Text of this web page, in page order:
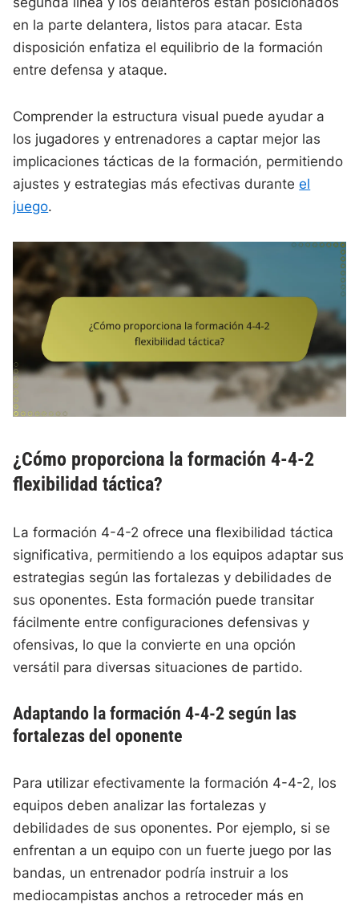
en la parte delantera, listos para atacar. Esta
disposición enfatiza el equilibrio de la formación
entre defensa y ataque.
Comprender la estructura visual puede ayudar a
los jugadores y entrenadores a captar mejor las
implicaciones tácticas de la formación, permitiendo
ajustes y estrategias más efectivas duranteel
juego.
¿Cómo proporciona la formación 4-4-2
flexibilidad táctica?
La formación 4-4-2 ofrece una flexibilidad táctica
significativa, permitiendo a los equipos adaptar sus
estrategias según las fortalezas y debilidades de
sus oponentes. Esta formación puede transitar
fácilmente entre configuraciones defensivas y
ofensivas, lo que la convierte en una opción
versátil para diversas situaciones de partido.
Adaptando la formación 4-4-2 según las
fortalezas del oponente
Para utilizar efectivamente la formación 4-4-2, los
equipos deben analizar las fortalezas y
debilidades de sus oponentes. Por ejemplo, si se
enfrentan a un equipo con un fuerte juego por las
bandas, un entrenador podría instruir a los
mediocampistas anchos a retroceder más en